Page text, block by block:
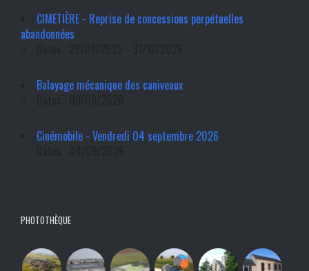
CIMETIÈRE - Reprise de concessions perpétuelles
abandonnées
Balayage mécanique des caniveaux
Cinémobile - Vendredi 04 septembre 2026
PHOTOTHÈQUE